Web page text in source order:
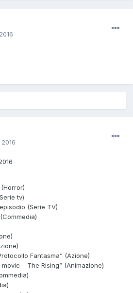
tv)
(Serie TV)
Fantasma” (Azione)
– The Rising” (Animazione)